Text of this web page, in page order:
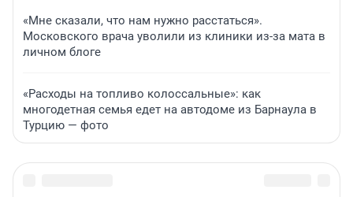
«Мне сказали, что нам нужно расстаться».
Московского врача уволили из клиники из-за мата в
личном блоге
«Расходы на топливо колоссальные»: как
многодетная семья едет на автодоме из Барнаула в
Турцию — фото